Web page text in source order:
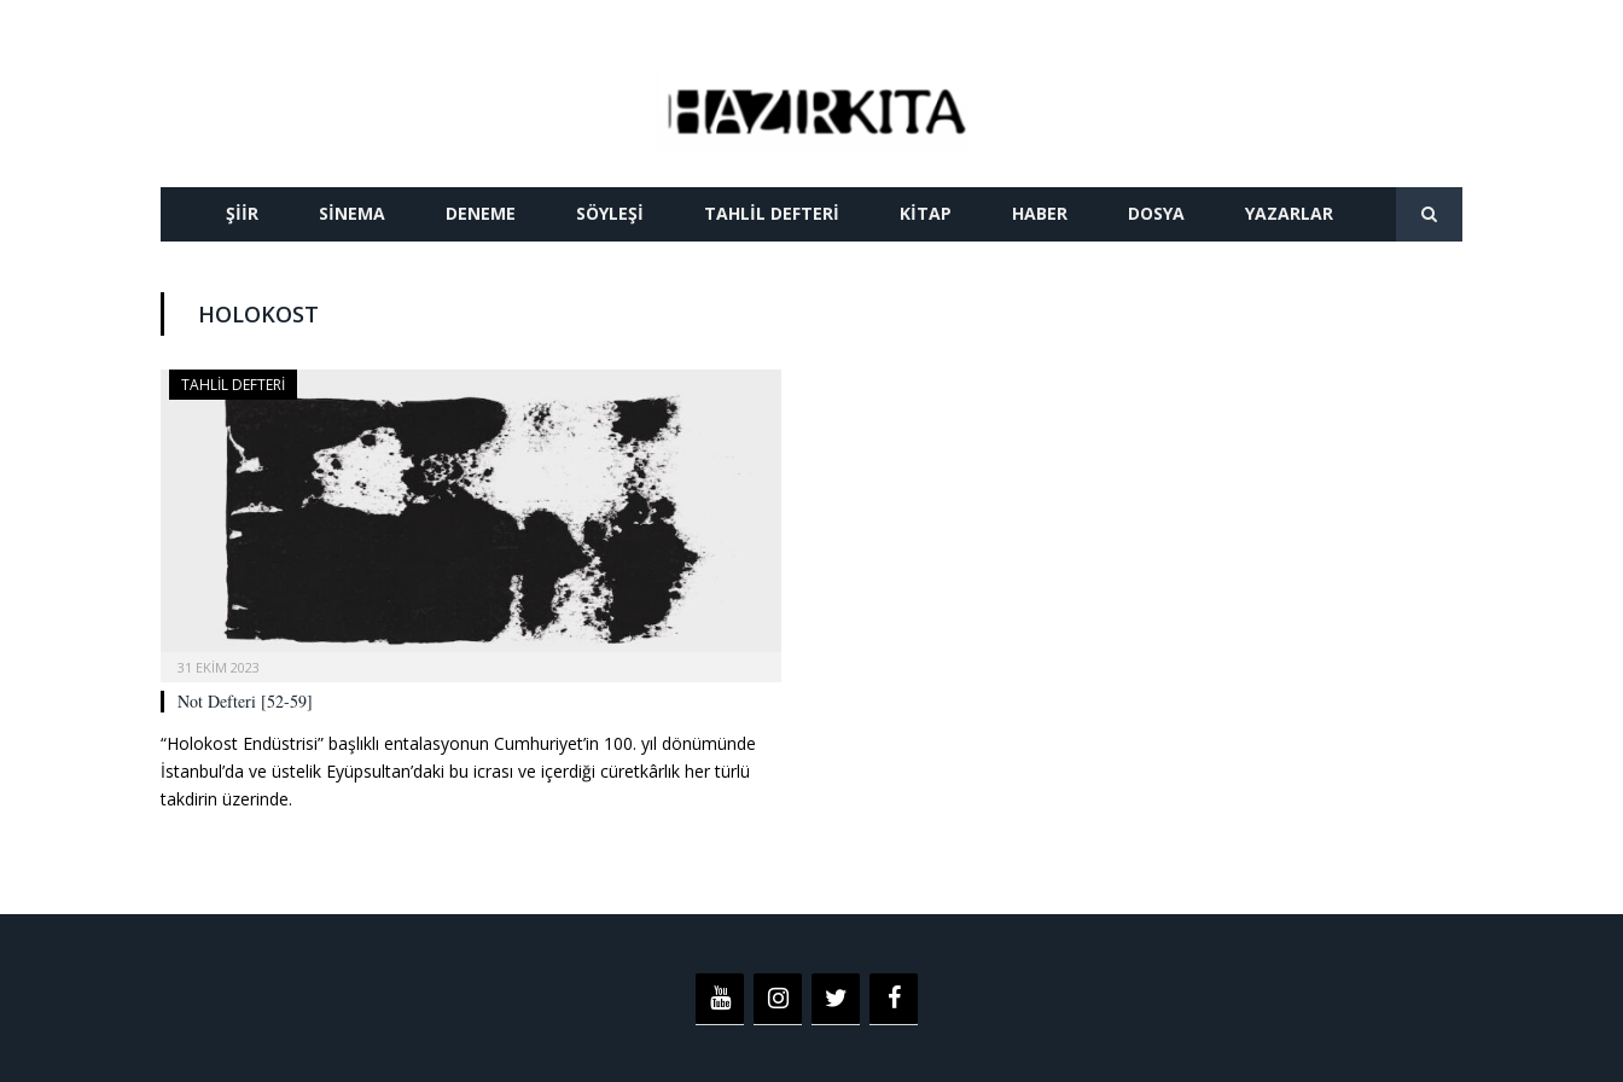
ŞIIR SINEMA DENEME SÖYLEŞI TAHLIL DEFTERI KITAP HABER DOSYA YAZARLAR
HOLOKOST
TAHLIL DEFTERI
31 EKIM 2023
Not Defteri [52-59]
“Holokost Endüstrisi” başlıklı entalasyonun Cumhuriyet’in 100. yıl dönümünde
İstanbul’da ve üstelik Eyüpsultan’daki bu icrası ve içerdiği cüretkârlık her türlü
takdirin üzerinde.